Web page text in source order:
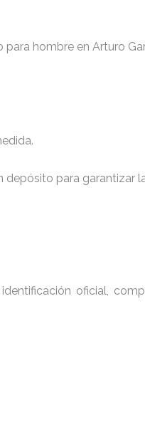
para hombre en Arturo
depósito para garantizar
oficial,